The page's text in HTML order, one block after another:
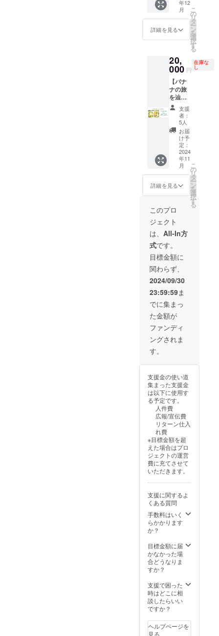
りしま
す。 ※
クラウ
ドファ
了後に
印刷す
るた
め、お
届けは
2025年
1月の予
定にな
りま
す。バ
ナナも
おおよ
そ絵本
の到着
グに合
わせて
しま
す。バ
ナナは
生もの
ですの
で、お
届け日
は別途
ご相談
させて
いただ
きま
す。
ラベル
や注意
書きを
ご確認
クポス
ト（ポ
投函す
る日本
郵便の
サービ
ス）で
お送り
する予
定で
す。 ※
絵本は
ついて
いませ
んので
ご注意
相談く
ださ
い。 ※
民衆交
です。
商品
てはご
相談く
ださ
い。
容につ
いて
は、最
終的に
主催者
めさせ
ていた
だきま
す。 リ
クエス
トがあ
る場合
は備考
欄にご
記載く
ださ
い。 ▼
規格外
バラン
ゴンバ
ナナに
ついて
フィリ
重
量 ：
10kg(8
0本ほ
ど) ・規
格外の
バナナ
ですの
ナナの
状態に
はばら
つきが
ありま
す。 ・
可食部
量の6～
7割程度
になる
と思わ
れま
す。 ※
こちら
は講師
が直接
出向い
て行う
ワーク
ショッ
プで
す。オ
ンライ
を希望
される
場合は
【オン
ショッ
プ開催
権】
のリ
ターン
をご確
認くだ
※ 当日
はス
催をお
願いし
ます。
・ ワー
ク
ショッ
容につ
いては
最終的
に主催
者と相
談して
決めさ
せてい
ただき
ます。
リク
エスト
がある
場合は
備考欄
にご記
載くだ
さい。
ル開催
を希望
される
場合は
【ワー
ク
ショッ
プの開
催権】
30,000
円）】
のリ
ターン
をご確
認くだ
さい。
※ 絵本
はつい
でご注
さい。
のご報
贈先に
ついて
は当リ
ターン
限定で
後日寄
贈の報
告を兼
ねて詳
細を送
らせて
いただ
きま
す。 ※1
つの施
設に基
本的に
は1冊ず
つを寄
贈し、
リター
ンが満
額集
まった
場合に
は子ど
もたち
の人数
が多い
施設に
複数冊
寄贈し
ます。
※ それ
ぞれに
施設に
はク
リック
ポスト
（ポス
トに投
便の
ス）で
お送り
する予
定で
す。 ※
リター
ン1点で
寄贈に
なりま
す。こ
ちらの
リター
ただい
た場
合、９
冊分を
それぞ
設に送
らせて
いただ
きま
クラウ
ドファ
ンディ
ング終
印刷す
るた
は当リ
ターン
限定で
後日寄
告を兼
ねて詳
細を送
らせて
いただ
きま
す。 ※1
つの施
設に基
本的に
は1冊ず
つを寄
贈し、
リター
ンが満
額集
まった
場合に
は子ど
もたち
の人数
が多い
施設に
複数冊
寄贈し
ます。
※ それ
ぞれに
施設に
はク
リック
（ポス
トに投
日本郵
便の
定で
す。 ※
リター
ン1点で
3冊分の
寄贈に
なりま
ちらの
リター
ンを3点
購入い
ただい
冊分を
それぞ
れの施
設に送
らせて
きま
す。
先につ
県那智
勝浦町
学童保
育所
（計13
カ所）
▼寄贈
までの
スケ
ジュー
ルにつ
いて
2024年
11月：
絵本印
刷・製
本 2024
月：各
施設へ
お届け
当リ
ターン
支援者
へ寄贈
のご報
告 ※ 寄
贈先に
ついて
は当リ
ターン
支援者
限定で
後日寄
贈の報
告を兼
いただ
きま
す。 ※
寄贈先
には、
らくだ
舎出帆
直接お
届けす
る予定
です。
※ 本リ
援ので3
冊分の
なりま
す。
参加し
てい
取県東
伯郡琴
認定子
ども園
と保育
園（７
園） ▼
寄贈ま
でのス
ジュー
ルにつ
いて
2024年
11月：
絵本印
役場に
お届け
希望日
の確認
2024年
12月：
琴浦町
役場へ
一括し
て絵本
を発
送、そ
の後、
各園へ
配布
当リ
へ寄贈
のご報
告 ※ 寄
贈先に
ついて
は当リ
ターン
支援者
後日寄
贈の報
告を兼
ねて詳
細を送
いただ
きま
す。 ※1
つの施
設に1冊
ずつを
※ 琴浦
町役場
へレ
でお送
りする
予定で
す。
バナ
ナって
どんな
バナナ
がする
んだろ
う？」
と実物
を食べ
てみた
い、見
てみた
いと
思って
いただ
けるは
ずで
す。絵
本もバ
両方楽
しみた
向け
て、ご
用意し
まし
リター
ン内容
＞ ・絵
本『バ
ナナの
らんと
ごん』
１冊 ・
バラン
ゴンバ
ナナ
（正規
品）
度） ・
バナナ
の皮で
作った
メッ
セージ
カード
・感謝
の気持
ちを込
めたお
礼の
メール
▼絵本
『バナ
ナのら
んとご
ん』に
ついて
判
型：
ペー
ジ数：
32p（予
ラー：
フルカ
ラー
製本：
カ
けのリ
ターン
です。
・絵本
（絵本
ではバ
ごん）
のバラ
ンゴン
バナナ
をセッ
トにし
てお届
けしま
す。 ・
絵本を
読む
と、
きっ
と、
バナ
どんな
バナナ
う？ど
んな味
がする
んだろ
う？」
を食べ
てみた
てみた
いと
いただ
す。絵
本もバ
ナナも
両方楽
しみた
い方に
向け
て、ご
用意し
まし
た。 ＜
リター
ン内容
＞ ・絵
本『バ
ナナの
らんと
ごん』
１冊 ・
バラン
ゴンバ
品）
3kg（2
5本程
の皮で
作った
メッ
セージ
・感謝
の気持
カード
付き// 大
好評に
つき完
売した
加しま
した！
・絵本
を読み
たい、
同時に
バラン
ゴンバ
ナナを
食べて
みたい
と思っ
てくだ
さる方
向けの
リター
ンで
冊と、
（絵本
ではバ
ナナの
ごん）
のバラ
ンゴン
バナナ
をセッ
てお届
けしま
す。 ・
絵本を
読む
と、
きっ
ンゴン
バナ
ナって
どんな
バナナ
だろ
う？ど
んな味
がする
んだろ
う？」
と実物
を食べ
てみた
い、見
てみた
思って
いただ
けるは
ずで
ナナも
両方楽
しみた
て、ご
用意し
まし
た。 ＜
ン内容
＞ ・絵
年12
月
詳細を見る
こ
の
リ
タ
ー
ン
を
選
択
す
る
20,
000 円
在庫な
し
【バナ
ナの旅
を辿る
すごろ
く】 ・
バラン
ゴンバ
ナナ・
規格外
バラン
ゴンバ
ナナの
背景に
ついて
学びた
思って
くださ
る方向
けのリ
ターン
です。
・すご
ろくを
楽しみ
なが
ら、バ
ランゴ
ンバナ
ナが家
庭に届
くまで
の過程
を知る
す。 ・
人APLA
オリジ
ナルの
ゲーム
です。
＜リ
ターン
・バラ
ンゴン
バナナ
すごろ
くシー
ト １枚
品：
「バナ
ナカー
ド」31
枚「写
ド」12
枚 ・す
ごろく
の説明
・感謝
の気持
ちを込
めたお
メール
▼すご
支援
者：
5人
お届
け予
定：
2024
年11
月
詳細を見る
こ
の
リ
タ
ー
ン
を
選
択
す
る
このプロ
ジェクト
は、 All-In方
式です。
目標金額に
関わらず、
2024/09/30
23:59:59ま
でに集まっ
た金額が
ファンディ
ングされま
す。
支援金の使い道
集まった支援金
は以下に使用す
る予定です。
人件費
広報/宣伝費
リターン仕入
れ費
※目標金額を超
えた場合はプロ
ジェクトの運営
費に充てさせて
いただきます。
支援に関するよ
くある質問
手数料はいく
らかかります
か？
目標金額に届
かなかった場
合どうなりま
すか？
支援で困った
時はどこに相
談したらいい
ですか？
ヘルプページを
見る